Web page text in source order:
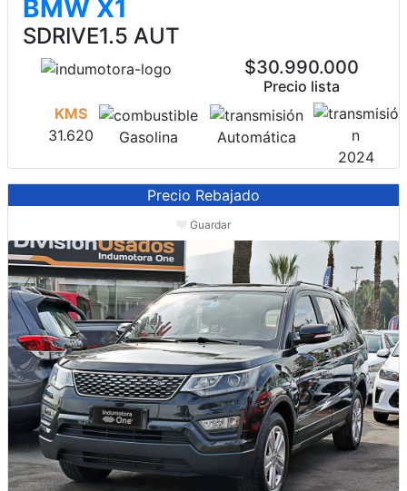
BMW X1
SDRIVE1.5 AUT
$30.990.000
Precio lista
KMS
31.620
Gasolina
Automática
2024
Precio Rebajado
Guardar